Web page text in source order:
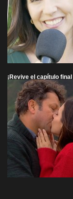
¡Revive el capítulo